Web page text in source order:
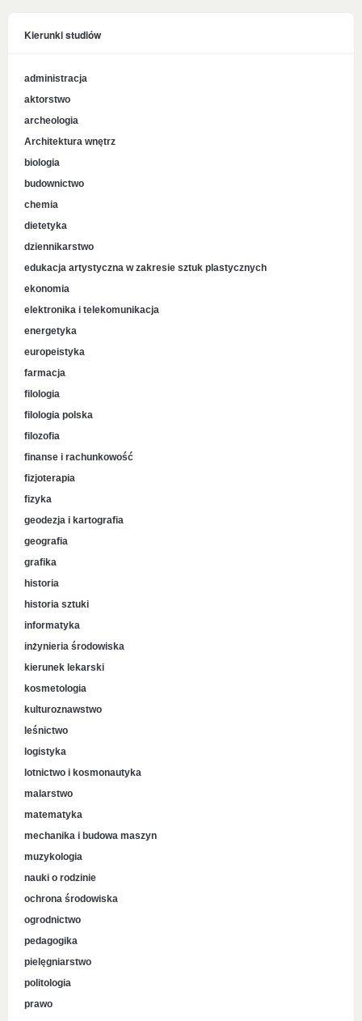
Kierunki studiów
administracja
aktorstwo
archeologia
Architektura wnętrz
biologia
budownictwo
chemia
dietetyka
dziennikarstwo
edukacja artystyczna w zakresie sztuk plastycznych
ekonomia
elektronika i telekomunikacja
energetyka
europeistyka
farmacja
filologia
filologia polska
filozofia
finanse i rachunkowość
fizjoterapia
fizyka
geodezja i kartografia
geografia
grafika
historia
historia sztuki
informatyka
inżynieria środowiska
kierunek lekarski
kosmetologia
kulturoznawstwo
leśnictwo
logistyka
lotnictwo i kosmonautyka
malarstwo
matematyka
mechanika i budowa maszyn
muzykologia
nauki o rodzinie
ochrona środowiska
ogrodnictwo
pedagogika
pielęgniarstwo
politologia
prawo